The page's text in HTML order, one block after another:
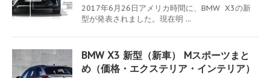
2017年6月26日アメリカ時間に、BMW X3の新
型が発表されました。現在明 ...
BMW X3 新型（新車） Mスポーツまと
め（価格・エクステリア・インテリア）